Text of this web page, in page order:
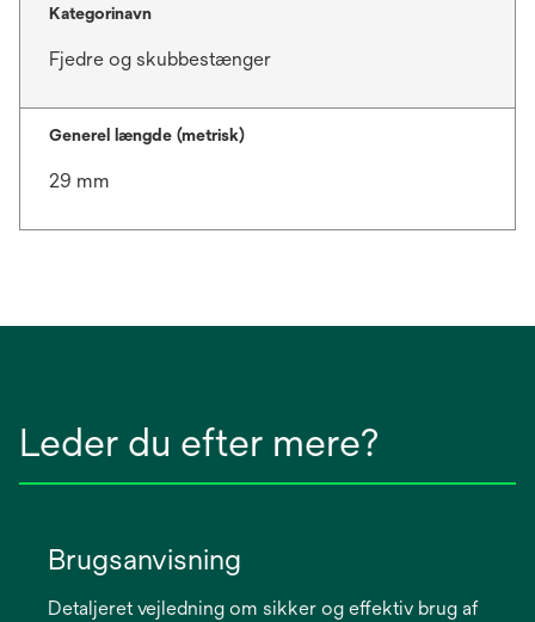
Kategorinavn
Fjedre og skubbestænger
Generel længde (metrisk)
29 mm
Leder du efter mere?
Brugsanvisning
Detaljeret vejledning om sikker og effektiv brug af